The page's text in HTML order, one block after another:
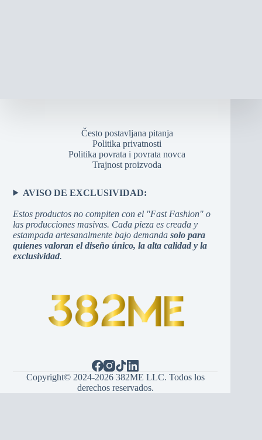
Često postavljana pitanja
Politika privatnosti
Politika povrata i povrata novca
Trajnost proizvoda
AVISO DE EXCLUSIVIDAD:
Estos productos no compiten con el "Fast Fashion" o
las producciones masivas. Cada pieza es creada y
estampada artesanalmente bajo demandasolo para
quienes valoran el diseño único, la alta calidad y la
exclusividad.
Copyright© 2024-2026 382ME LLC. Todos los
derechos reservados.